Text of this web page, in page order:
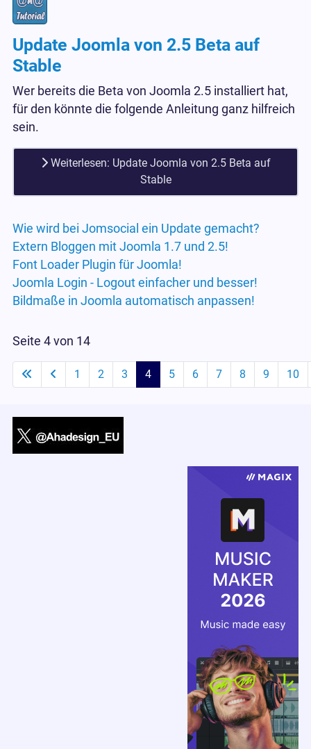
Update Joomla von 2.5 Beta auf
Stable
Wer bereits die Beta von Joomla 2.5 installiert hat,
für den könnte die folgende Anleitung ganz hilfreich
sein.
Weiterlesen: Update Joomla von 2.5 Beta auf
Stable
Wie wird bei Jomsocial ein Update gemacht?
Extern Bloggen mit Joomla 1.7 und 2.5!
Font Loader Plugin für Joomla!
Joomla Login - Logout einfacher und besser!
Bildmaße in Joomla automatisch anpassen!
Seite 4 von 14
1 2 3 4 5 6 7 8 9 10